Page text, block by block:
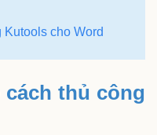
cho Word
cách thủ công